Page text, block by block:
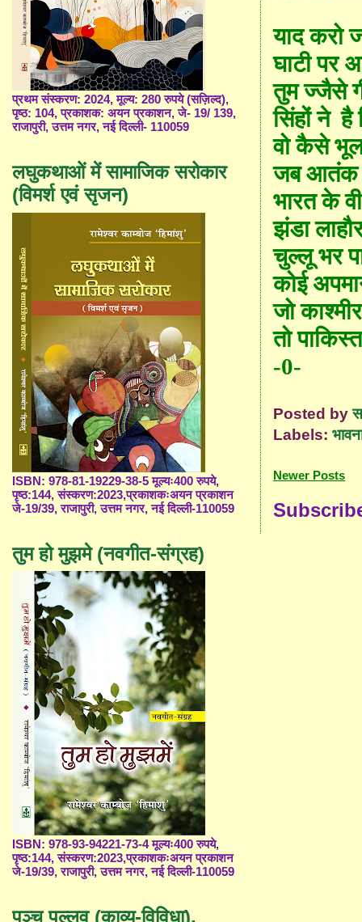
याद करो
घाटी पर
तुम ज्जैसे
सिंहोंने है
वोकैसे
जबआतंक
भारत के
झंडा
चुल्लू भर
कोई
जो
तो
-0-
Posted by
Labels:
Newer Posts
प्रथम संस्करण: 2024, मूल्य: 280 रुपये (सज़िल्द),
पृष्ठ: 104, प्रकाशक: अयन प्रकाशन, जे- 19/ 139,
राजापुरी, उत्तम नगर, नई दिल्ली- 110059
लघुकथाओं में सामाजिक सरोकार
(विमर्श एवं सृजन)
ISBN: 978-81-19229-38-5 मूल्यः400 रुपये,
पृष्ठ:144, संस्करण:2023,प्रकाशकःअयन प्रकाशन
जे-19/39, राजापुरी, उत्तम नगर, नई दिल्ली-110059
तुम हो मुझमे (नवगीत-संग्रह)
ISBN: 978-93-94221-73-4 मूल्यः400 रुपये,
पृष्ठ:144, संस्करण:2023,प्रकाशकःअयन प्रकाशन
जे-19/39, राजापुरी, उत्तम नगर, नई दिल्ली-110059
पञ्च पल्लव (काव्य-विविधा),